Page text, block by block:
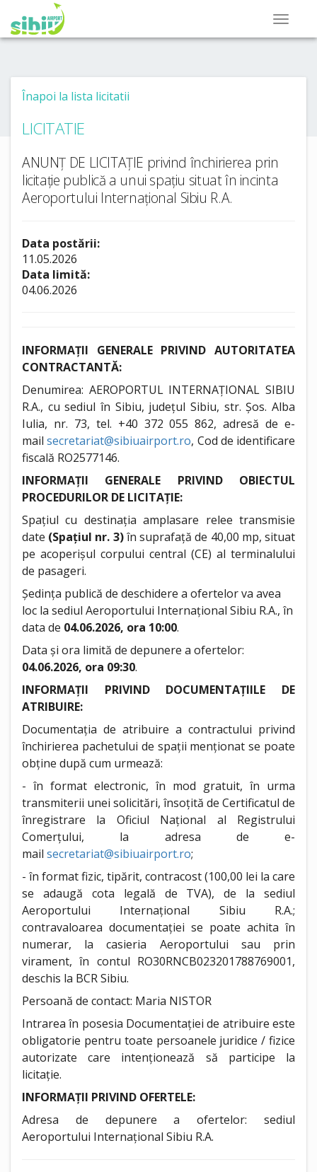
Înapoi la lista licitatii
LICITATIE
ANUNȚ DE LICITAȚIE privind închirierea prin
licitație publică a unui spațiu situat în incinta
Aeroportului Internațional Sibiu R.A.
Data postării:
11.05.2026
Data limită:
04.06.2026
INFORMAȚII GENERALE PRIVIND AUTORITATEA
CONTRACTANTĂ:
Denumirea: AEROPORTUL INTERNAȚIONAL SIBIU
R.A., cu sediul în Sibiu, județul Sibiu, str. Șos. Alba
Iulia, nr. 73, tel. +40 372 055 862, adresă de e-
mailsecretariat@sibiuairport.ro, Cod de identificare
fiscală RO2577146.
INFORMAȚII GENERALE PRIVIND OBIECTUL
PROCEDURILOR DE LICITAȚIE:
Spațiul cu destinația amplasare relee transmisie
date (Spațiul nr. 3)în suprafață de 40,00 mp, situat
pe acoperișul corpului central (CE) al terminalului
de pasageri.
Ședința publică de deschidere a ofertelor va avea
loc la sediul Aeroportului Internațional Sibiu R.A., în
data de 04.06.2026, ora 10:00.
Data și ora limită de depunere a ofertelor:
04.06.2026, ora 09:30.
INFORMAȚII PRIVIND DOCUMENTAȚIILE DE
ATRIBUIRE:
Documentația de atribuire a contractului privind
închirierea pachetului de spații menționat se poate
obține după cum urmează:
- în format electronic, în mod gratuit, în urma
transmiterii unei solicitări, însoțită de Certificatul de
înregistrare la Oficiul Național al Registrului
Comerțului, la adresa de e-
mail secretariat@sibiuairport.ro;
- în format fizic, tipărit, contracost (100,00 lei la care
se adaugă cota legală de TVA), de la sediul
Aeroportului Internațional Sibiu R.A.;
contravaloarea documentației se poate achita în
numerar, la casieria Aeroportului sau prin
virament, în contul RO30RNCB023201788769001,
deschis la BCR Sibiu.
Persoană de contact: Maria NISTOR
Intrarea în posesia Documentației de atribuire este
obligatorie pentru toate persoanele juridice / fizice
autorizate care intenționează să participe la
licitație.
INFORMAȚII PRIVIND OFERTELE:
Adresa de depunere a ofertelor: sediul
Aeroportului Internațional Sibiu R.A.